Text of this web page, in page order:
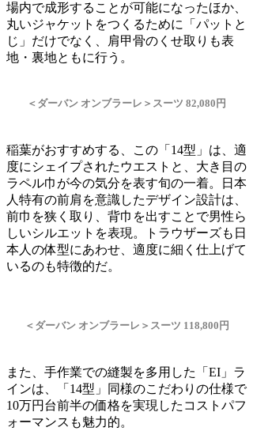
場内で成形することが可能になったほか、
丸いジャケットをつくるために「パットと
じ」だけでなく、肩甲骨のくせ取りも表
地・裏地ともに行う。
＜ダーバン オンブラーレ＞スーツ 82,080円
稲葉がおすすめする、この「14型」は、適
度にシェイプされたウエストと、大き目の
ラペル巾が今の気分を表す旬の一着。日本
人特有の前肩を意識したデザイン設計は、
前巾を狭く取り、背巾を出すことで男性ら
しいシルエットを表現。トラウザーズも日
本人の体型にあわせ、適度に細く仕上げて
いるのも特徴的だ。
＜ダーバン オンブラーレ＞スーツ 118,800円
また、手作業での縫製を多用した「EI」ラ
インは、「14型」同様のこだわりの仕様で
10万円台前半の価格を実現したコストパフ
ォーマンスも魅力的。